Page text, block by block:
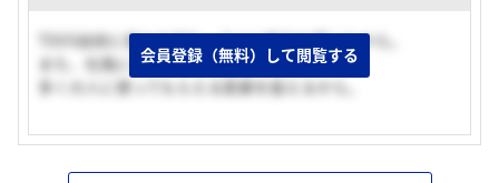
TDDS技術に強みを持ち、そこに魅力を感じたから。
また、社風に合っていると感じたため。
多くの人に使ってもらえる医薬を扱えるから。
会員登録（無料）して閲覧する